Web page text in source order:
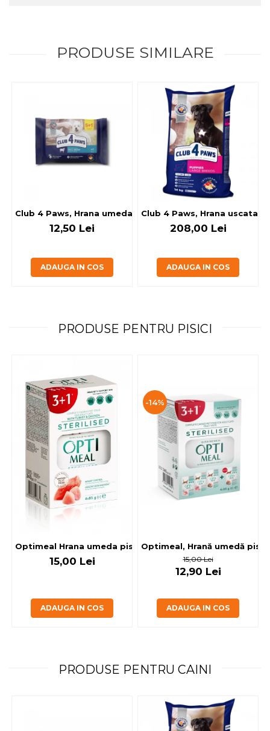
PRODUSE SIMILARE
Club 4 Paws, Hrana umeda caini - cu miel, set 5+1, 6x80 g
12,50 Lei
ADAUGA IN COS
Club 4 Paws, Hrana uscata
208,00 Lei
ADAUGA IN COS
PRODUSE PENTRU PISICI
Optimeal Hrana umeda pisici
15,00 Lei
ADAUGA IN COS
-14%
Optimeal, Hrană umedă
15,00 Lei
12,90 Lei
ADAUGA IN COS
PRODUSE PENTRU CAINI